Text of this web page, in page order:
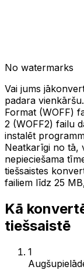
No watermarks
Vai jums
padara
Format (WOFF)
2 (WOFF2) failu
instalēt
Neatkarīgi no tā,
nepieciešama
tiešsaistes
failiem līdz 25
Kā
tiešsaistē
1